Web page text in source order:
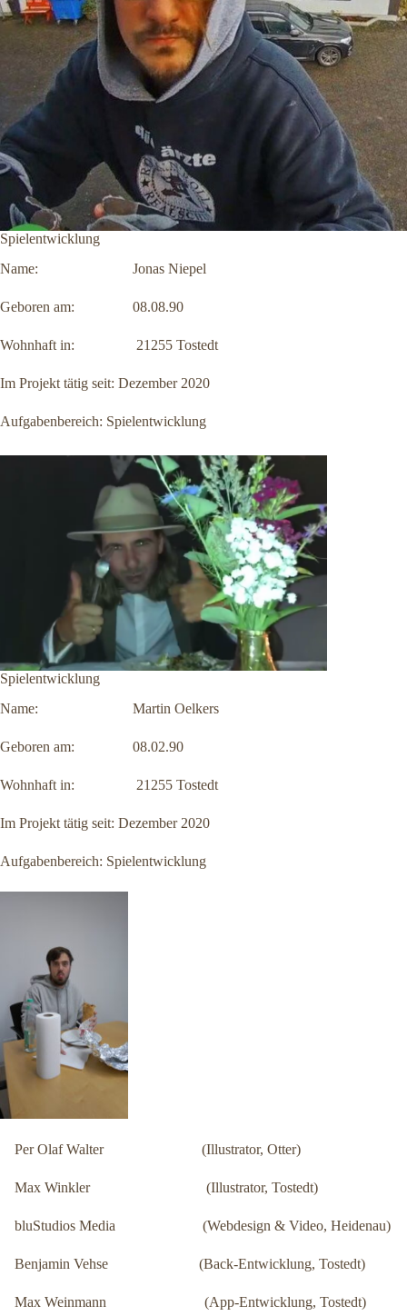
Spielentwicklung
Name: Jonas Niepel
Geboren am: 08.08.90
Wohnhaft in: 21255 Tostedt
Im Projekt tätig seit: Dezember 2020
Aufgabenbereich: Spielentwicklung
Spielentwicklung
Name: Martin Oelkers
Geboren am: 08.02.90
Wohnhaft in: 21255 Tostedt
Im Projekt tätig seit: Dezember 2020
Aufgabenbereich: Spielentwicklung
Per Olaf Walter (Illustrator, Otter)
Max Winkler (Illustrator, Tostedt)
bluStudios Media (Webdesign & Video, Heidenau)
Benjamin Vehse (Back-Entwicklung, Tostedt)
Max Weinmann (App-Entwicklung, Tostedt)